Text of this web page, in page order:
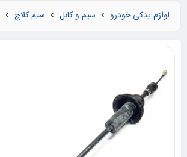
لوازم یدکی خودرو سیم و کابل سیم کلاچ